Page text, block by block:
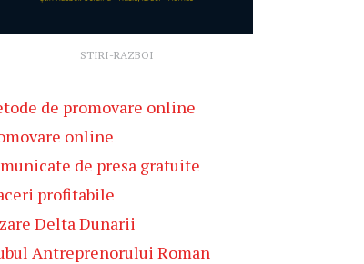
STIRI-RAZBOI
de promovare online
online
de presa gratuite
profitabile
Delta Dunarii
Antreprenorului Roman